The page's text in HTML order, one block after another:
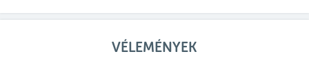
VÉLEMÉNYEK